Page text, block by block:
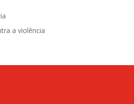
a violência